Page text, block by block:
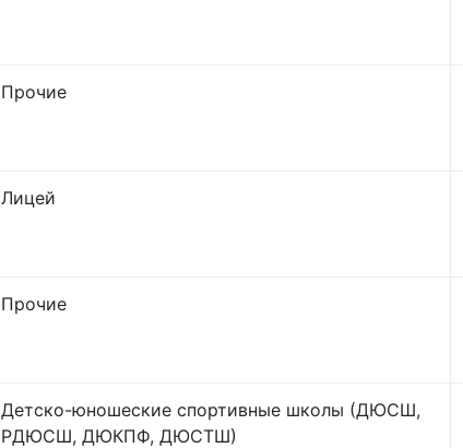
Прочие
Лицей
Прочие
Детско-юношеские спортивные школы (ДЮСШ,
РДЮСШ, ДЮКПФ, ДЮСТШ)